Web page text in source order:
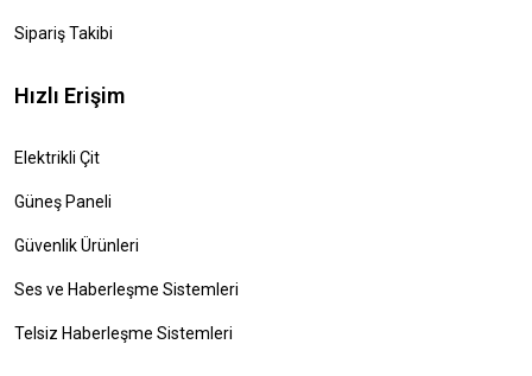
Sipariş Takibi
Hızlı Erişim
Elektrikli Çit
Güneş Paneli
Güvenlik Ürünleri
Ses ve Haberleşme Sistemleri
Telsiz Haberleşme Sistemleri